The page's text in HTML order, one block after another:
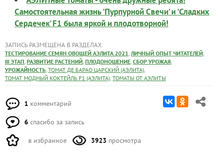
Самостоятельная жизнь 'Пурпурной Свечи' и 'Сладких
Сердечек' F1 была яркой и плодотворной!
ЗАПИСЬ РАЗМЕЩЕНА В РАЗДЕЛАХ:
ТЕСТИРОВАНИЕ СЕМЯН ОВОЩЕЙ АЭЛИТА 2021, ЛИЧНЫЙ ОПЫТ ЧИТАТЕЛЕЙ,
III ЭТАП, РАЗВИТИЕ РАСТЕНИЙ, ПЛОДОНОШЕНИЕ, СБОР УРОЖАЯ,
УРОЖАЙНОСТЬ, ТОМАТ ДЕ БАРАО ЦАРСКИЙ (АЭЛИТА),
ТОМАТ МОДНЫЙ КОКТЕЙЛЬ F1 (АЭЛИТА), ТОМАТЫ ОТ АЭЛИТЫ
1 комментарий
6 спасибо за запись
в избранное 3923 просмотра